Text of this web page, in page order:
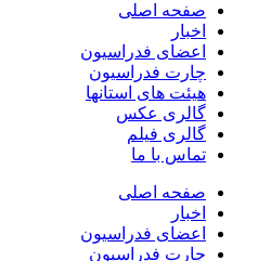
صفحه اصلی
اخبار
اعضای فدراسیون
چارت فدراسیون
هیئت های استانها
گالری عکس
گالری فیلم
تماس با ما
صفحه اصلی
اخبار
اعضای فدراسیون
چارت فدراسیون